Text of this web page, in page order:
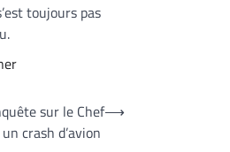
toujours pas
sur le Chef
crash d’avion
⟶